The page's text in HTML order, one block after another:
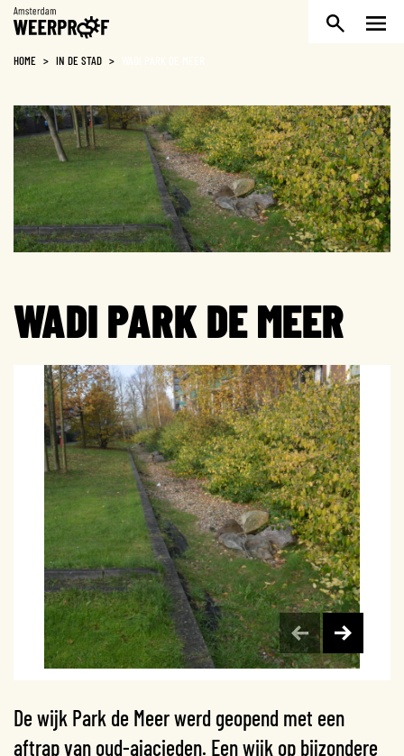
Weerproof
HOME > IN DE STAD >
WADI PARK DE MEER
De wijk Park de Meer werd geopend met een
aftrap van oud-ajacieden. Een wijk op bijzondere